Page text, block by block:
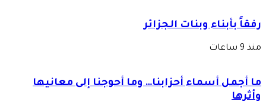
رفقاً بأبناء وبنات الجزائر
منذ 9 ساعات
ما أجمل أسماء أحزابنا… وما أحوجنا إلى معانيها
وأثرها